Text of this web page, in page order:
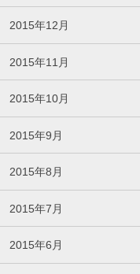
2015年12月
2015年11月
2015年10月
2015年9月
2015年8月
2015年7月
2015年6月